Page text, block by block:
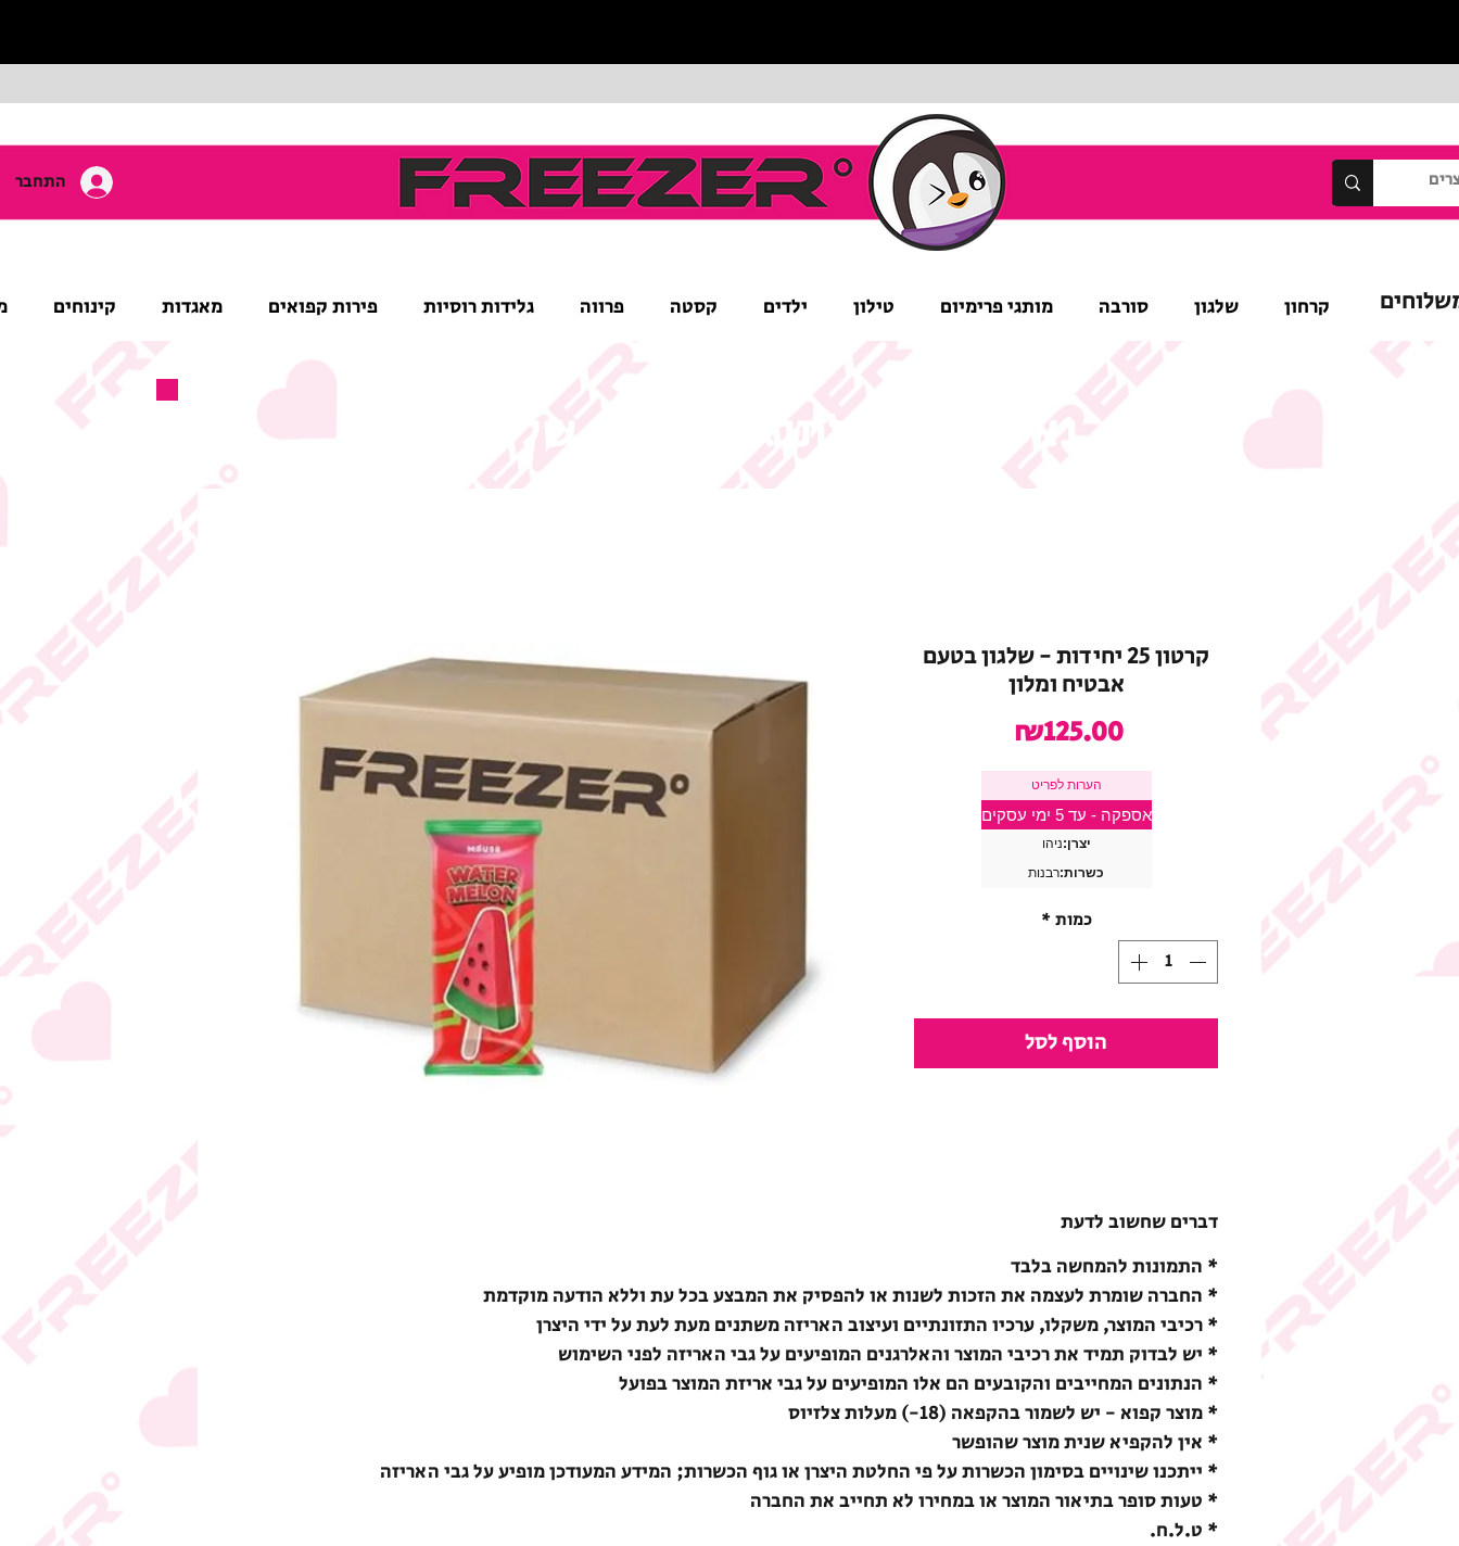
התחבר
קרחון שלגון סורבה מותגי פרימיום טילון ילדים קסטה פרווה גלידות רוסיות פירות קפואים מאגדות קינוחים
נא לשים לב לתנאי המבצע של המוצר
קרטון 25 יחידות - שלגון בטעם
אבטיח ומלון
₪125.00
הערות לפריט
אספקה - עד 5 ימי עסקים
יצרן:ניהו
כשרות:רבנות
כמות *
הוסף לסל
דברים שחשוב לדעת
* התמונות להמחשה בלבד
* החברה שומרת לעצמה את הזכות לשנות או להפסיק את המבצע בכל עת וללא הודעה מוקדמת
* רכיבי המוצר, משקלו, ערכיו התזונתיים ועיצוב האריזה משתנים מעת לעת על ידי היצרן
* יש לבדוק תמיד את רכיבי המוצר והאלרגנים המופיעים על גבי האריזה לפני השימוש
* הנתונים המחייבים והקובעים הם אלו המופיעים על גבי אריזת המוצר בפועל
* מוצר קפוא - יש לשמור בהקפאה (18-) מעלות צלזיוס
* אין להקפיא שנית מוצר שהופשר
* ייתכנו שינויים בסימון הכשרות על פי החלטת היצרן או גוף הכשרות; המידע המעודכן מופיע על גבי האריזה
* טעות סופר בתיאור המוצר או במחירו לא תחייב את החברה
* ט.ל.ח.